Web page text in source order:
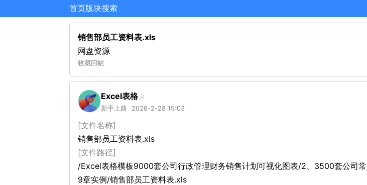
首页版块搜索
销售部员工资料表.xls
网盘资源
收藏回帖
Excel表格
新手上路 2026-2-28 15:03
[文件名称]
销售部员工资料表.xls
[文件路径]
/Excel表格模板9000套公司行政管理财务销售计划可视化图表/2、3500套公司
9章实例/销售部员工资料表.xls